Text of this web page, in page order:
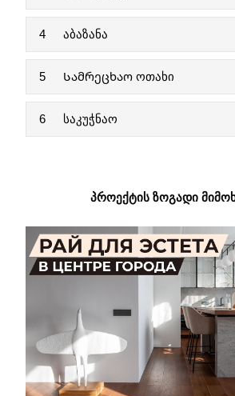
4 აბაზანა
5 Სამრეცხაო ოთახი
6 საკუჭნაო
ᲞᲠᲝᲔᲥᲢᲘᲡ ᲖᲝᲒᲐᲓᲘ